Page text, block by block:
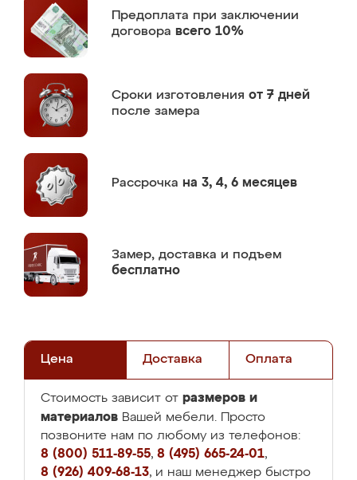
Предоплата при заключении
договора всего 10%
Сроки изготовления от 7 дней
после замера
Рассрочка на 3, 4, 6 месяцев
Замер, доставка и подъем
бесплатно
Цена Доставка Оплата
Стоимость зависит от размеров и
материалов Вашей мебели. Просто
позвоните нам по любому из телефонов:
8 (800) 511-89-55, 8 (495) 665-24-01,
8 (926) 409-68-13, и наш менеджер быстро